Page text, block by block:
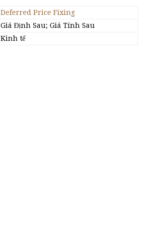
Deferred Price Fixing
Giá Định Sau; Giá Tính Sau
Kinh tế